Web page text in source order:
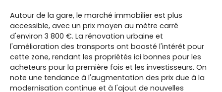
Autour de la gare, le marché immobilier est plus
accessible, avec un prix moyen au mètre carré
d'environ 3 800 €. La rénovation urbaine et
l'amélioration des transports ont boosté l'intérêt pour
cette zone, rendant les propriétés ici bonnes pour les
acheteurs pour la première fois et les investisseurs. On
note une tendance à l'augmentation des prix due à la
modernisation continue et à l'ajout de nouvelles